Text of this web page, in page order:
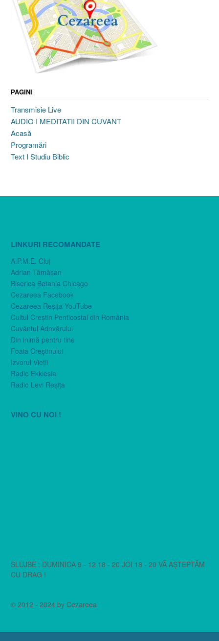
PAGINI
Transmisie Live
AUDIO I MEDITATII DIN CUVANT
Acasă
Programări
Text I Studiu Biblic
LINKURI RECOMANDATE
A.P.M.E. Cluj
Adrian Tămăşan
Biserica Betania Chicago
Cezareea Facebook
Cezareea Reşiţa YouTube
Cultul Creştin Penticostal din România
Cuvântul Adevărului
Din inimă pentru tine
Foaia Creştinului
Izvorul Vieţii
Radio Ekklesia
Radio Levi Reşiţa
VINO CU NOI !
SLUJBE : DUMINICA 9 - 12 18 - 20 JOI 18 - 20 VĂ AȘTEPTĂM
CU DRAG !
© 2012 - 2024 by Cezareea